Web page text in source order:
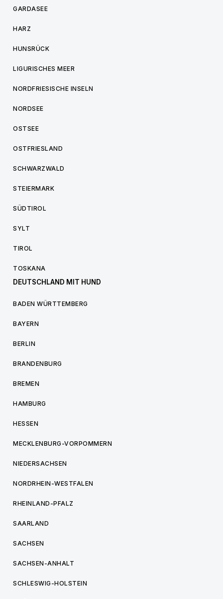
GARDASEE
HARZ
HUNSRÜCK
LIGURISCHES MEER
NORDFRIESISCHE INSELN
NORDSEE
OSTSEE
OSTFRIESLAND
SCHWARZWALD
STEIERMARK
SÜDTIROL
SYLT
TIROL
TOSKANA
DEUTSCHLAND MIT HUND
BADEN WÜRTTEMBERG
BAYERN
BERLIN
BRANDENBURG
BREMEN
HAMBURG
HESSEN
MECKLENBURG-VORPOMMERN
NIEDERSACHSEN
NORDRHEIN-WESTFALEN
RHEINLAND-PFALZ
SAARLAND
SACHSEN
SACHSEN-ANHALT
SCHLESWIG-HOLSTEIN